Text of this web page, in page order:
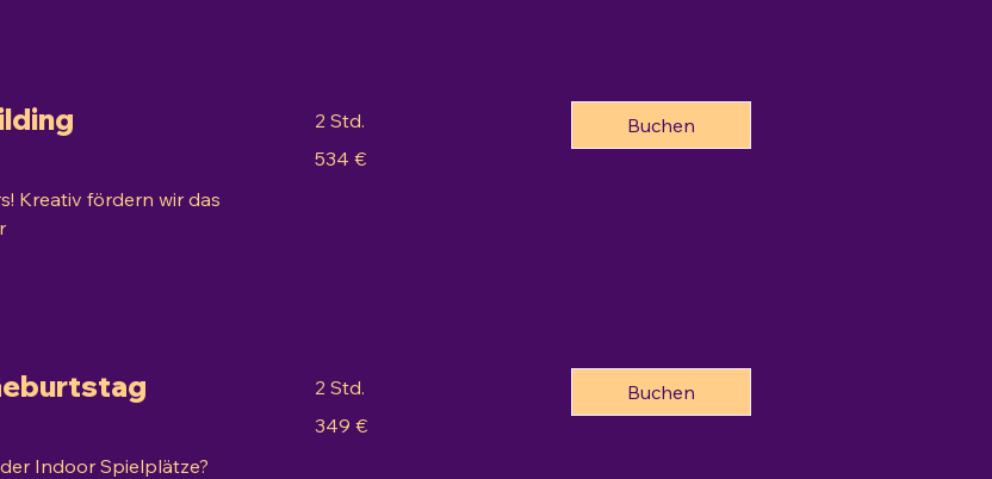
Kreativ fördern wir das
2 Std.
Euro
534 €
Buchen
Indoor Spielplätze?
2 Std.
Euro
349 €
Buchen